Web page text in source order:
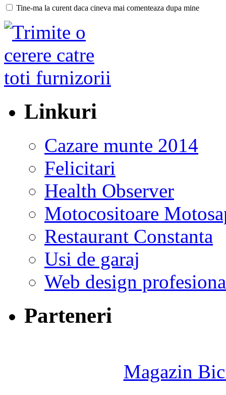
Tine-ma la curent daca cineva mai comenteaza dupa mine
Linkuri
Cazare munte 2014
Felicitari
Health Observer
Motocositoare
Restaurant Constanta
Usi de garaj
Web design
Parteneri
Magazin